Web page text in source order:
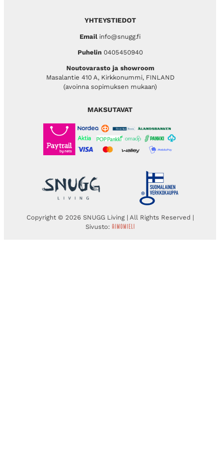
YHTEYSTIEDOT
Emailinfo@snugg.fi
Puhelin 0405450940
Noutovarasto ja showroom
Masalantie 410 A, Kirkkonummi, FINLAND
(avoinna sopimuksen mukaan)
MAKSUTAVAT
Copyright © 2026 SNUGG Living | All Rights Reserved |
Sivusto: